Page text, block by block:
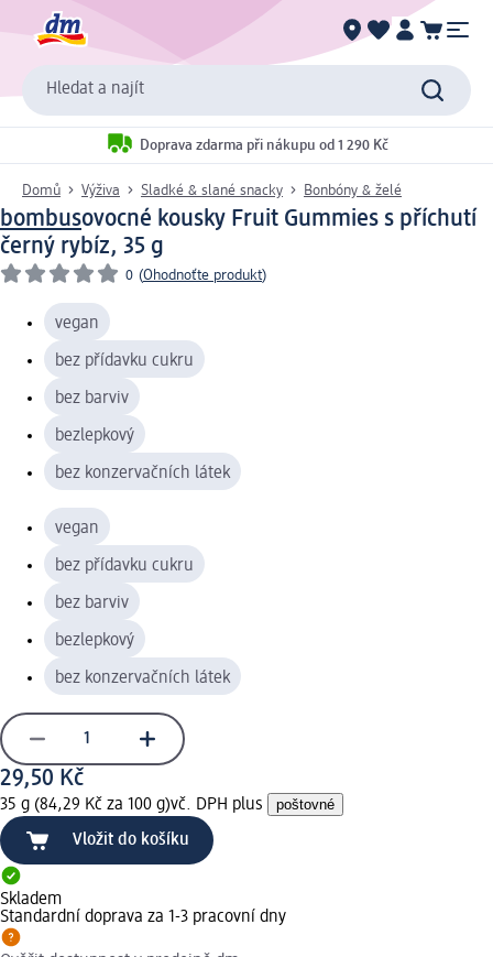
Hledat a najít
Doprava zdarma při nákupu od 1 290 Kč
Domů Výživa Sladké & slané snacky Bonbóny & želé
bombusovocné kousky Fruit Gummies s příchutí
černý rybíz, 35 g
0 (Ohodnoťte produkt)
vegan
bez přídavku cukru
bez barviv
bezlepkový
bez konzervačních látek
vegan
bez přídavku cukru
bez barviv
bezlepkový
bez konzervačních látek
29,50 Kč
35 g (84,29 Kč za 100 g)vč. DPH plus poštovné
Vložit do košíku
Skladem
Standardní doprava za 1-3 pracovní dny